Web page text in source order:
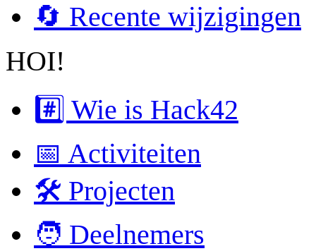
🔄 Recente wijzigingen
HOI!
#️⃣ Wie is Hack42
📅 Activiteiten
🛠 Projecten
🧑 Deelnemers